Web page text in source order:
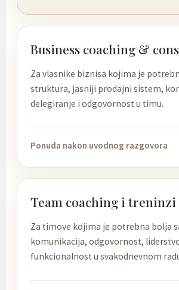
Business coaching &
Za vlasnike biznisa kojima je
struktura, jasniji prodajni sistem,
delegiranje i odgovornost u timu.
Ponuda nakon uvodnog razgovora
Team coaching i treninzi
Za timove kojima je potrebna bolja
komunikacija, odgovornost,
funkcionalnost u svakodnevnom